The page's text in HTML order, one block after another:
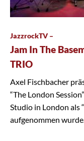
JazzrockTV –
Jam In The
TRIO
Axel Fischbacher
“The London
Studio in London als
aufgenommen